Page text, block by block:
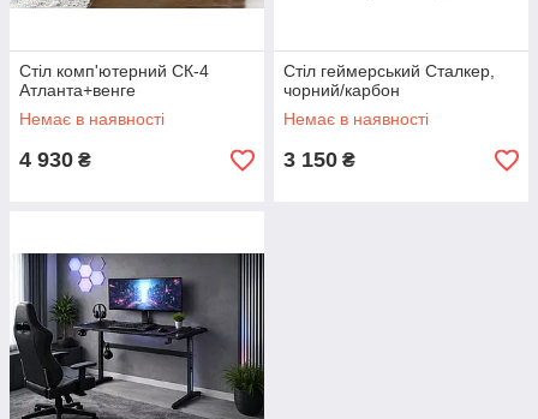
Стіл комп'ютерний СК-4
Атланта+венге
Немає в наявності
4 930 ₴
Стіл геймерський Сталкер,
чорний/карбон
Немає в наявності
3 150 ₴